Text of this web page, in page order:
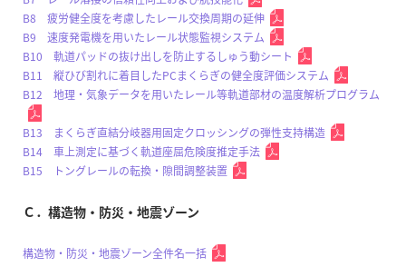
B8 疲労健全度を考慮したレール交換周期の延伸
B9 速度発電機を用いたレール状態監視システム
B10 軌道パッドの抜け出しを防止するしゅう動シート
B11 縦ひび割れに着目したPCまくらぎの健全度評価システム
B12 地理・気象データを用いたレール等軌道部材の温度解析プログラム
B13 まくらぎ直結分岐器用固定クロッシングの弾性支持構造
B14 車上測定に基づく軌道座屈危険度推定手法
B15 トングレールの転換・隙間調整装置
Ｃ．構造物・防災・地震ゾーン
構造物・防災・地震ゾーン全件名一括